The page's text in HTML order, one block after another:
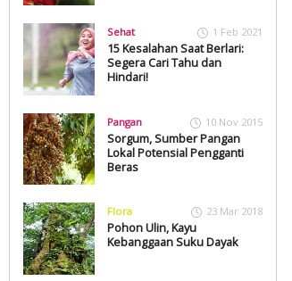
Sehat 1 Feb 2021
15 Kesalahan Saat Berlari:
Segera Cari Tahu dan
Hindari!
Pangan 10 Nov 2015
Sorgum, Sumber Pangan
Lokal Potensial Pengganti
Beras
Flora 23 Mar 2018
Pohon Ulin, Kayu
Kebanggaan Suku Dayak